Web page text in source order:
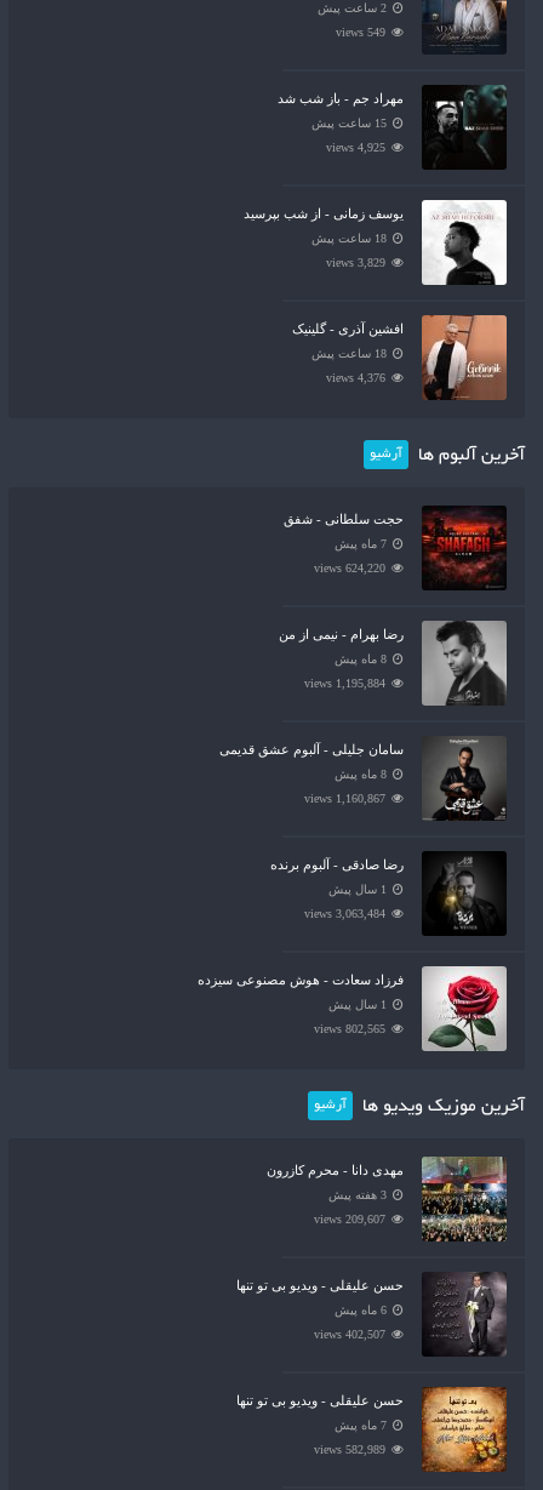
2 ساعت پیش
549 views
مهراد جم - باز شب شد
15 ساعت پیش
4,925 views
یوسف زمانی - از شب بپرسید
18 ساعت پیش
3,829 views
افشین آذری - گلینیک
18 ساعت پیش
4,376 views
آخرین آلبوم ها آرشیو
حجت سلطانی - شفق
7 ماه پیش
624,220 views
رضا بهرام - نیمی از من
8 ماه پیش
1,195,884 views
سامان جلیلی - آلبوم عشق قدیمی
8 ماه پیش
1,160,867 views
رضا صادقی - آلبوم برنده
1 سال پیش
3,063,484 views
فرزاد سعادت - هوش مصنوعی سیزده
1 سال پیش
802,565 views
آخرین موزیک ویدیو ها آرشیو
مهدی دانا - محرم کازرون
3 هفته پیش
209,607 views
حسن علیقلی - ویدیو بی تو تنها
6 ماه پیش
402,507 views
حسن علیقلی - ویدیو بی تو تنها
7 ماه پیش
582,989 views